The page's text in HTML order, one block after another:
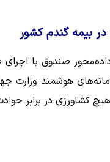
در بیمه گندم کشور
هوشمند وزارت
کشاورزی در برابر